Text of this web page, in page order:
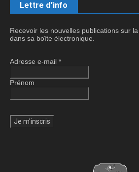
Lettre d'info
Recevoir les nouvelles publications sur
dans sa boîte électronique.
Adresse e-mail *
Prénom